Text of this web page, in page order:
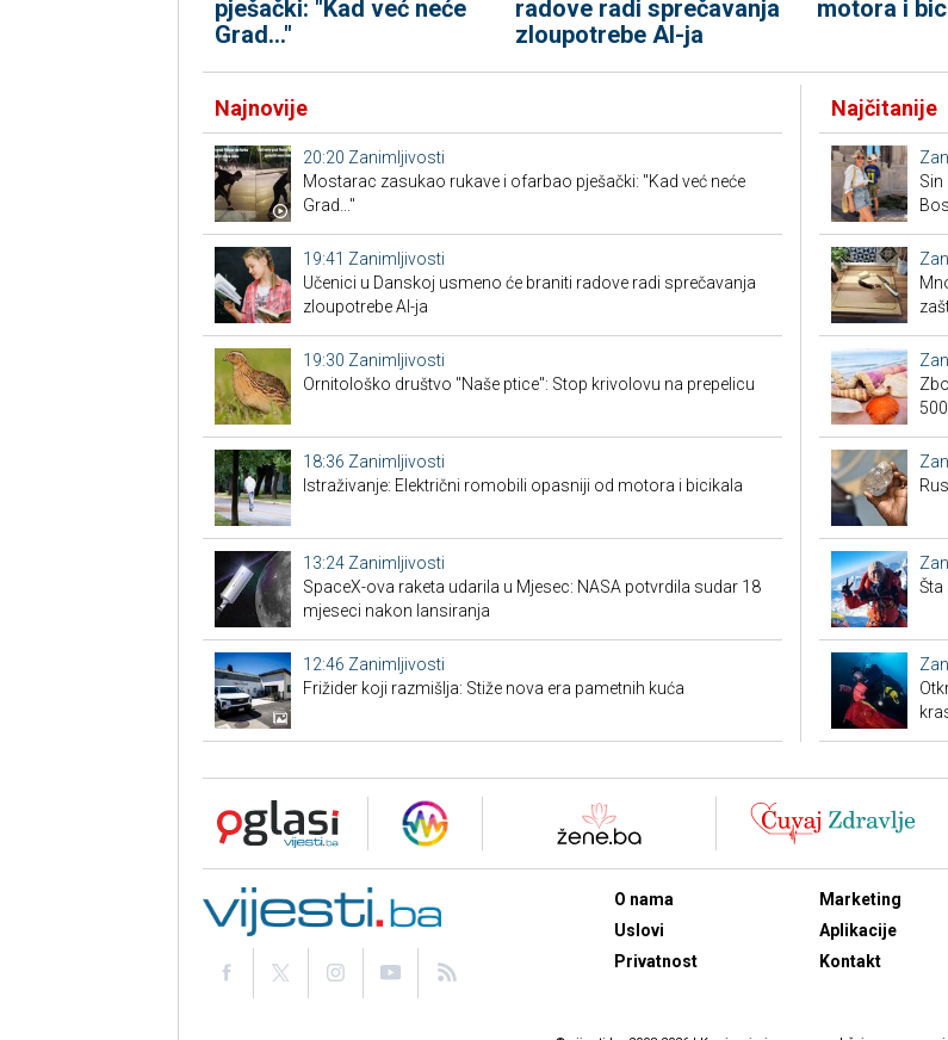
pješački: "Kad već neće
Grad..."
radove radi sprečavanja
zloupotrebe AI-ja
motora i
Najnovije
20:20 Zanimljivosti
Mostarac zasukao rukave i ofarbao pješački: "Kad već neće
Grad..."
19:41 Zanimljivosti
Učenici u Danskoj usmeno će braniti radove radi sprečavanja
zloupotrebe AI-ja
19:30 Zanimljivosti
Ornitološko društvo "Naše ptice": Stop krivolovu na prepelicu
18:36 Zanimljivosti
Istraživanje: Električni romobili opasniji od motora i bicikala
13:24 Zanimljivosti
SpaceX-ova raketa udarila u Mjesec: NASA potvrdila sudar 18
mjeseci nakon lansiranja
12:46 Zanimljivosti
Frižider koji razmišlja: Stiže nova era pametnih kuća
Najčitanije
Sin
Šta
O nama
Uslovi
Privatnost
Marketing
Aplikacije
Kontakt